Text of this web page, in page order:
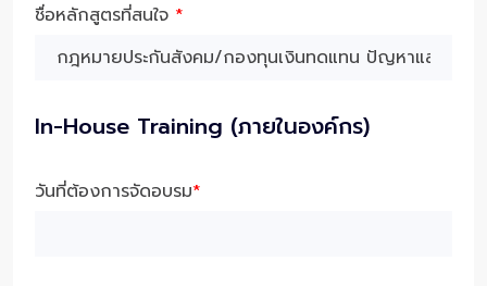
ชื่อหลักสูตรที่สนใจ *
In-House Training (ภายในองค์กร)
วันที่ต้องการจัดอบรม*